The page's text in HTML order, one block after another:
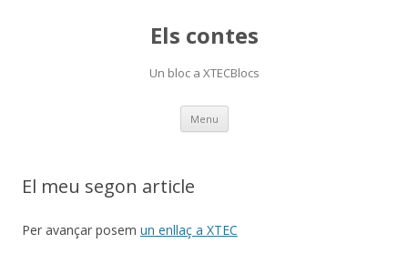
Els contes
Un bloc a XTECBlocs
Menu Skip
content
El meu segon article
Per avançar posem un enllaç a XTEC